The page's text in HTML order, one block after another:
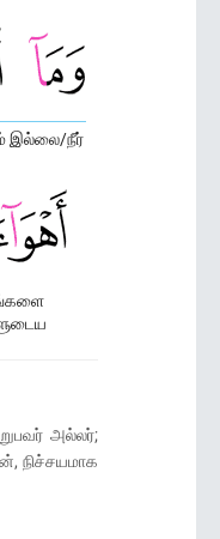
இல்லை/நீர்
அல்லர்;
நிச்சயமாக